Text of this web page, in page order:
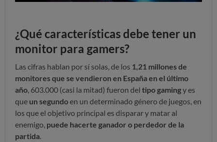
¿Qué características debe tener un
monitor para gamers?
Las cifras hablan por sí solas, de los 1,21 millones de
monitores que se vendieron en España en el último
año , 603.000 (casi la mitad) fueron del tipo gamingy es
que un segundoen un determinado género de juegos, en
los que el objetivo principal es disparar y matar al
enemigo, puede hacerte ganador o perdedor de la
partida